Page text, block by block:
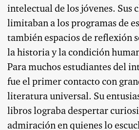
intelectual de los jóvenes. Sus
limitaban a los programas de
también espacios de reflexión
la historia y la condición
Para muchos estudiantes del
fue el primer contacto con
literatura universal. Su
libros lograba despertar
admiración en quienes lo